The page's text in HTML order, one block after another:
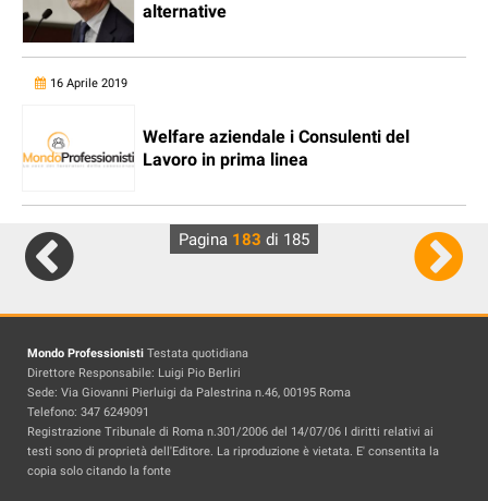
alternative
16 Aprile 2019
Welfare aziendale i Consulenti del
Lavoro in prima linea
Pagina 183 di 185
Mondo Professionisti Testata quotidiana
Direttore Responsabile: Luigi Pio Berliri
Sede: Via Giovanni Pierluigi da Palestrina n.46, 00195 Roma
Telefono: 347 6249091
Registrazione Tribunale di Roma n.301/2006 del 14/07/06 I diritti relativi ai
testi sono di proprietà dell'Editore. La riproduzione è vietata. E' consentita la
copia solo citando la fonte